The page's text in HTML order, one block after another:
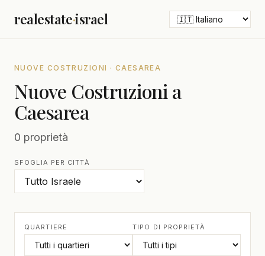
realestate·israel
NUOVE COSTRUZIONI · CAESAREA
Nuove Costruzioni a
Caesarea
0 proprietà
SFOGLIA PER CITTÀ
QUARTIERE TIPO DI PROPRIETÀ